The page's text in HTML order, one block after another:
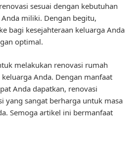
sesuai dengan kebutuhan
miliki. Dengan begitu,
bagi kesejahteraan keluarga Anda
optimal.
melakukan renovasi rumah
Anda. Dengan manfaat
Anda dapatkan, renovasi
yang sangat berharga untuk masa
Semoga artikel ini bermanfaat